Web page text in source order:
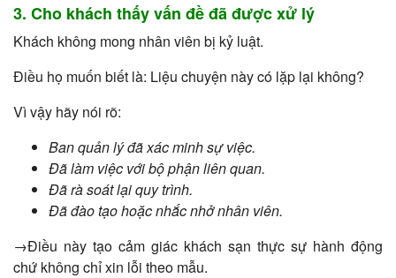
3. Cho khách thấy vấn đề đã được xử lý
Khách không mong nhân viên bị kỷ luật.
Điều họ muốn biết là: Liệu chuyện này có lặp lại không?
Vì vậy hãy nói rõ:
Ban quản lý đã xác minh sự việc.
Đã làm việc với bộ phận liên quan.
Đã rà soát lại quy trình.
Đã đào tạo hoặc nhắc nhở nhân viên.
→Điều này tạo cảm giác khách sạn thực sự hành động
chứ không chỉ xin lỗi theo mẫu.